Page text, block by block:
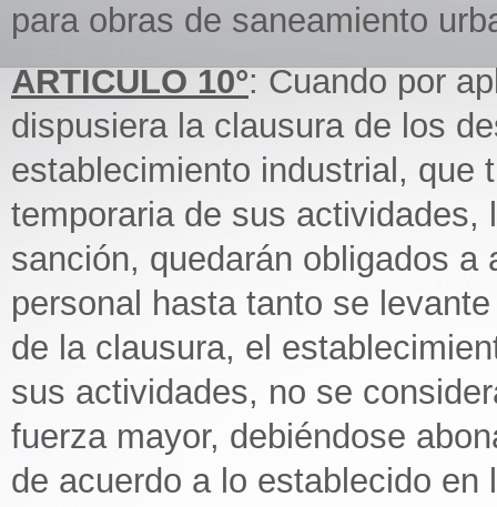
para obras de saneamiento
ARTICULO 10°: Cuando por
dispusiera la clausura de los
establecimiento industrial, que
temporaria de sus
sanción, quedarán obligados
personal hasta tanto se
de la clausura, el
sus actividades, no se
fuerza mayor, debiéndose
de acuerdo a lo establecido en